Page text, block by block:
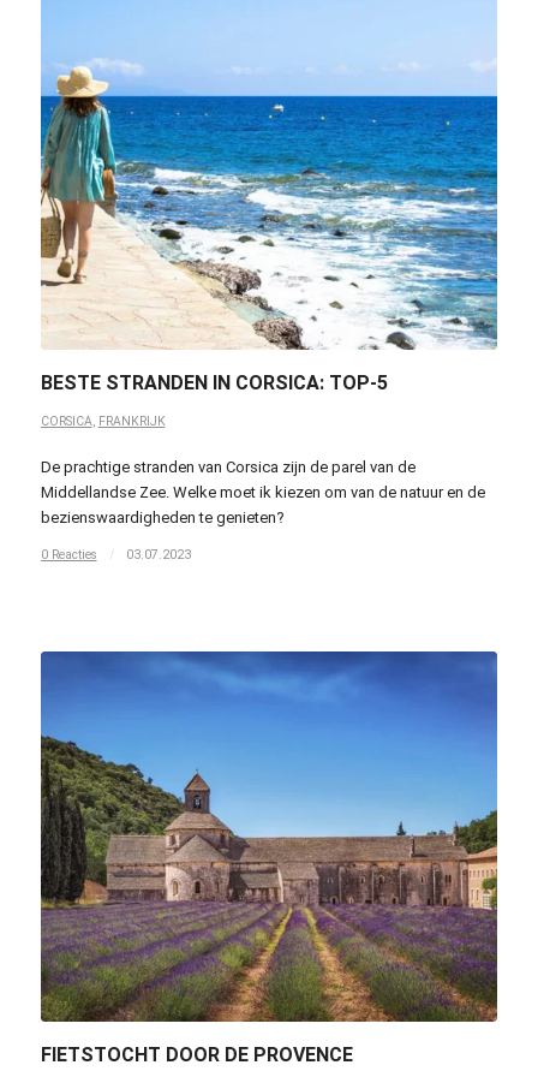
BESTE STRANDEN IN CORSICA: TOP-5
CORSICA, FRANKRIJK
De prachtige stranden van Corsica zijn de parel van de
Middellandse Zee. Welke moet ik kiezen om van de natuur en de
bezienswaardigheden te genieten?
0 Reacties / 03.07.2023
FIETSTOCHT DOOR DE PROVENCE